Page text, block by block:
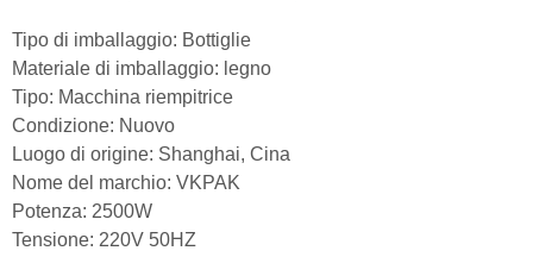
Tipo di imballaggio: Bottiglie
Materiale di imballaggio: legno
Tipo: Macchina riempitrice
Condizione: Nuovo
Luogo di origine: Shanghai, Cina
Nome del marchio: VKPAK
Potenza: 2500W
Tensione: 220V 50HZ